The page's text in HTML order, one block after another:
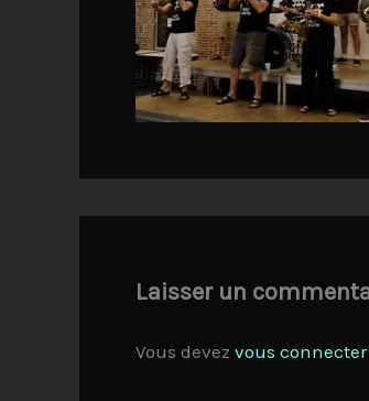
Laisser un
Vous devez vous connecter